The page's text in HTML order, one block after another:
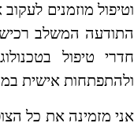
וטיפול מוזמנים
התודעה המשלב
חדרי טיפול
ולהתפתחות אישית
אני מזמינה את כל